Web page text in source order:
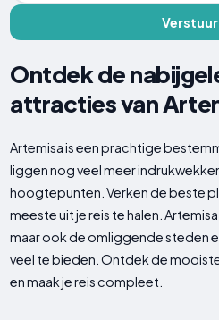
Ontdek de
attracties van
Artemisa is een prachtige
liggen nog veel meer
hoogtepunten. Verken de beste
meeste uit je reis te halen.
maar ook de omliggende steden
veel te bieden. Ontdek de
en maak je reis compleet.